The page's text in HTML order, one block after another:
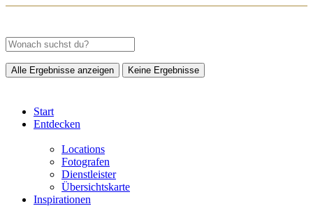
Alle Ergebnisse anzeigen Keine Ergebnisse
Start
Entdecken
Locations
Fotografen
Dienstleister
Übersichtskarte
Inspirationen